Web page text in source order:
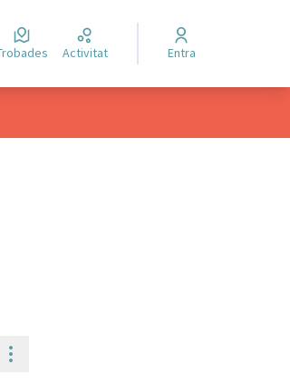
Trobades Activitat Entra
Controls de recursos